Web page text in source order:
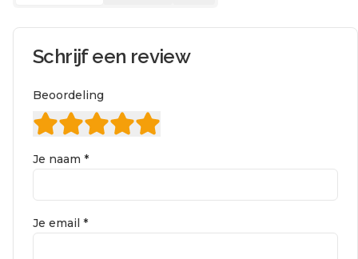
Schrijf een review
Beoordeling
Je naam *
Je email *